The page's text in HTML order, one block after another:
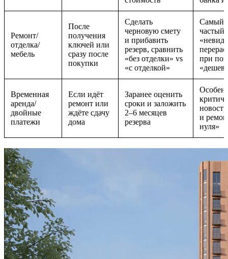
Ремонт/
отделка/
мебель
После
получения
ключей или
сразу после
покупки
Сделать
черновую смету
и прибавить
резерв, сравнить
«без отделки» vs
«с отделкой»
Самый
частый
при
Временная
аренда/
двойные
платежи
Если идёт
ремонт или
ждёте сдачу
дома
Заранее оценить
сроки и заложить
2–6 месяцев
резерва
и
нуля»